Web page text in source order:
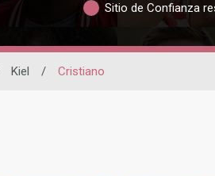
Sitio de Confianza
Kiel / Cristiano